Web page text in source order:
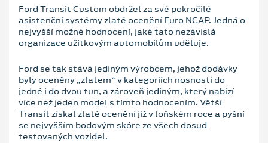
Ford Transit Custom obdržel za své pokročilé
asistenční systémy zlaté ocenění Euro NCAP. Jedná o
nejvyšší možné hodnocení, jaké tato nezávislá
organizace užitkovým automobilům uděluje.
Ford se tak stává jediným výrobcem, jehož dodávky
byly oceněny „zlatem“ v kategoriích nosnosti do
jedné i do dvou tun, a zároveň jediným, který nabízí
více než jeden model s tímto hodnocením. Větší
Transit získal zlaté ocenění již v loňském roce a pyšní
se nejvyšším bodovým skóre ze všech dosud
testovaných vozidel.